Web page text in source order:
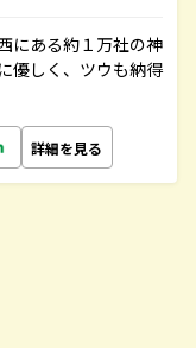
にある約１万社の神
優しく、ツウも納得
詳細を見る